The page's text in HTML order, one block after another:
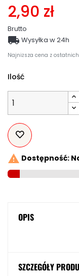
2,90 zł
Brutto
Najniższa cena z
 Wysyłka w 24h
Ilość
 Dostępność:
OPIS
SZCZEGÓŁY